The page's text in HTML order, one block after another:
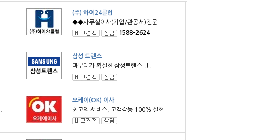
(주) 하이24클럽
◆◆사무실이사(기업/관공서)전문
1588-2624
삼성 트랜스
마무리가 확실한 삼성트랜스 !!!
오케이(OK) 이사
최고의 서비스, 고객감동 100% 실현